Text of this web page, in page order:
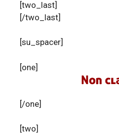
[two_last]
[/two_last]
[su_spacer]
[one]
[/one]
[two]